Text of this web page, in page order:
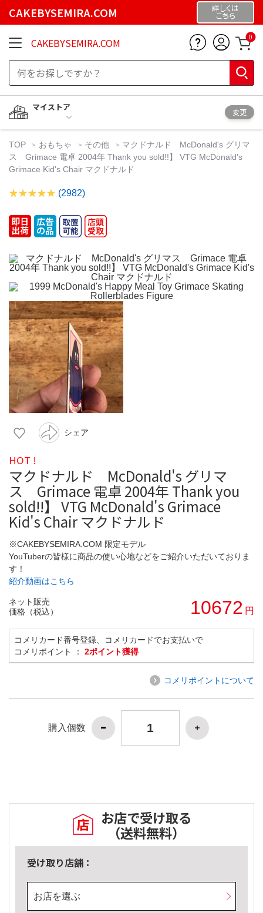
CAKEBYSEMIRA.COM 詳しくは
こちら
CAKEBYSEMIRA.COM 0
マイストア
変更
TOP おもちゃ その他
マクドナルド McDonald's グリマ
ス Grimace 電卓 2004年 Thank you sold!!】 VTG McDonald's
Grimace Kid's Chair マクドナルド
(2982)
シェア
HOT !
マクドナルド McDonald's グリマ
ス Grimace 電卓 2004年 Thank you
sold!!】 VTG McDonald's Grimace
Kid's Chair マクドナルド
※CAKEBYSEMIRA.COM 限定モデル
YouTuberの皆様に商品の使い心地などをご紹介いただいておりま
す！
紹介動画はこちら
ネット販売
価格（税込）
10672 円
コメリカード番号登録、コメリカードでお支払いで
コメリポイント ： 2ポイント獲得
コメリポイントについて
購入個数
お店で受け取る
（送料無料）
受け取り店舗：
お店を選ぶ